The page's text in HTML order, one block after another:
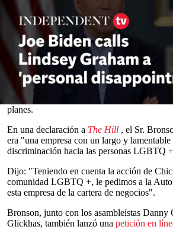
seconds
seconds
Un legislador de Nueva York lanzó una
restaurantes Chick-fil-A fuera de las paradas
debido al historial de donaciones de la
oponen al matrimonio entre personas del
La Thruway Authority de Nueva York está
restaurantes nuevos, incluida la cadena de
A, a su lista de proveedores, pero el
otros dos demócratas estatales han
planes.
En una declaración a The Hill , el Sr.
era "una empresa con un largo y lamentable
discriminación hacia las personas LGBTQ
Dijo: "Teniendo en cuenta la acción de
comunidad LGBTQ +, le pedimos a la
esta empresa de la cartera de negocios".
Bronson, junto con los asambleístas
Glickhas, también lanzó una petición en